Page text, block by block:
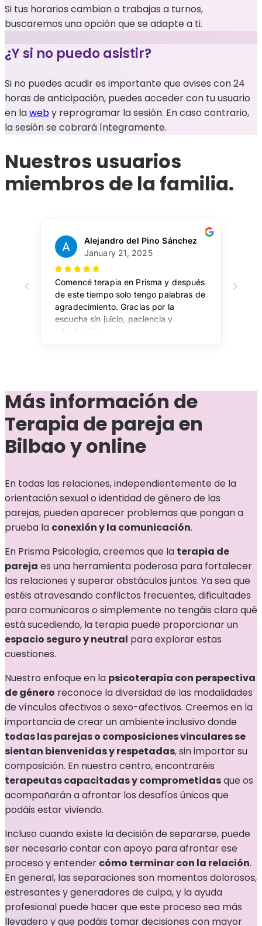
Si tus horarios cambian o trabajas a turnos,
buscaremos una opción que se adapte a ti.
¿Y si no puedo asistir?
Si no puedes acudir es importante que avises con 24
horas de anticipación, puedes acceder con tu usuario
en laweby reprogramar la sesión. En caso contrario,
la sesión se cobrará íntegramente.
Nuestros usuarios
miembros de la familia.
Más información de
Terapia de pareja en
Bilbao y online
En todas las relaciones, independientemente de la
orientación sexual o identidad de género de las
parejas, pueden aparecer problemas que pongan a
prueba la conexión y la comunicación.
En Prisma Psicología, creemos que la terapia de
pareja es una herramienta poderosa para fortalecer
las relaciones y superar obstáculos juntos. Ya sea que
estéis atravesando conflictos frecuentes, dificultades
para comunicaros o simplemente no tengáis claro qué
está sucediendo, la terapia puede proporcionar un
espacio seguro y neutral para explorar estas
cuestiones.
Nuestro enfoque en la psicoterapia con perspectiva
de género reconoce la diversidad de las modalidades
de vínculos afectivos o sexo-afectivos. Creemos en la
importancia de crear un ambiente inclusivo donde
todas las parejas o composiciones vinculares se
sientan bienvenidas y respetadas, sin importar su
composición. En nuestro centro, encontraréis
terapeutas capacitadas y comprometidasque os
acompañarán a afrontar los desafíos únicos que
podáis estar viviendo.
Incluso cuando existe la decisión de separarse, puede
ser necesario contar con apoyo para afrontar ese
proceso y entender cómo terminar con la relación.
En general, las separaciones son momentos dolorosos,
estresantes y generadores de culpa, y la ayuda
profesional puede hacer que este proceso sea más
llevadero y que podáis tomar decisiones con mayor